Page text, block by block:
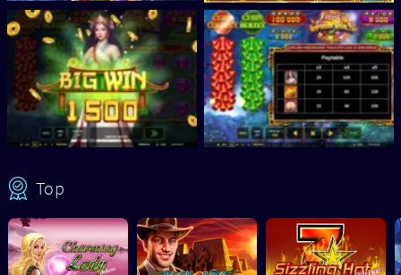
Top